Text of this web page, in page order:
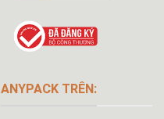
ANYPACK TRÊN: